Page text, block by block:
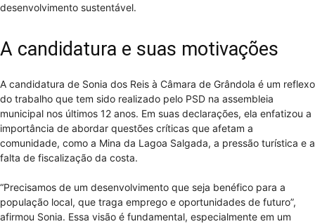
desenvolvimento sustentável.
A candidatura e suas motivações
A candidatura de Sonia dos Reis à Câmara de Grândola é um reflexo
do trabalho que tem sido realizado pelo PSD na assembleia
municipal nos últimos 12 anos. Em suas declarações, ela enfatizou a
importância de abordar questões críticas que afetam a
comunidade, como a Mina da Lagoa Salgada, a pressão turística e a
falta de fiscalização da costa.
“Precisamos de um desenvolvimento que seja benéfico para a
população local, que traga emprego e oportunidades de futuro”,
afirmou Sonia. Essa visão é fundamental, especialmente em um